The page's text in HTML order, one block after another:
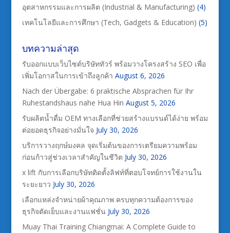
อุตสาหกรรมและการผลิต (Industrial & Manufacturing) (4)
เทคโนโลยีและการศึกษา (Tech, Gadgets & Education) (5)
บทความล่าสุด
รับออกแบบเว็บไซต์บริษัททัวร์ พร้อมวางโครงสร้าง SEO เพื่อ
เพิ่มโอกาสในการเข้าถึงลูกค้า August 6, 2026
Nach der Übergabe: 6 praktische Absprachen für Ihr
Ruhestandshaus nahe Hua Hin August 5, 2026
รับผลิตน้ำดื่ม OEM ทางเลือกที่ช่วยสร้างแบรนด์ได้ง่าย พร้อม
ต่อยอดธุรกิจอย่างมั่นใจ July 30, 2026
บริการวางฤกษ์มงคล จุดเริ่มต้นของการเตรียมความพร้อม
ก่อนก้าวสู่ช่วงเวลาสำคัญในชีวิต July 30, 2026
x lift กับการเลือกบริษัทติดตั้งลิฟท์ที่ตอบโจทย์การใช้งานใน
ระยะยาว July 30, 2026
เลือกแหล่งจำหน่ายผ้าคุณภาพ ครบทุกความต้องการของ
ธุรกิจตัดเย็บและงานแฟชั่น July 30, 2026
Muay Thai Training Chiangmai: A Complete Guide to